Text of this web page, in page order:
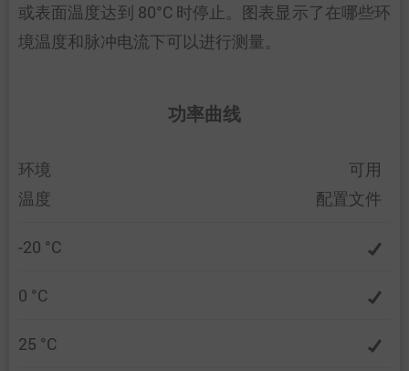
或表面温度达到 80°C 时停止。图表显示了在哪些环
境温度和脉冲电流下可以进行测量。
功率曲线
环境
温度
可用
配置文件
-20 °C
0 °C
25 °C